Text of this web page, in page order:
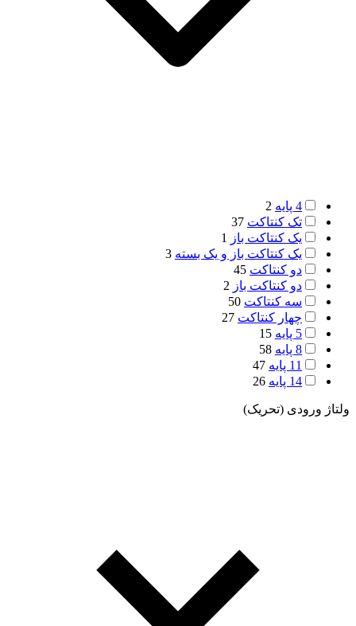
4 پایه
2
تک کنتاکت 37
یک کنتاکت باز
1
یک کنتاکت باز و یک بسته 3
دو کنتاکت 45
دو کنتاکت باز 2
سه کنتاکت 50
چهار کنتاکت 27
5 پایه
15
8 پایه
58
11 پایه
47
14 پایه
26
ولتاژ ورودی (تحریک)